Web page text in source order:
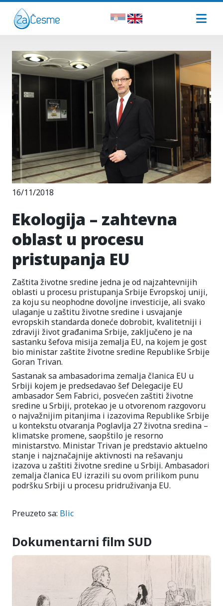
16/11/2018
Ekologija – zahtevna
oblast u procesu
pristupanja EU
Zaštita životne sredine jedna je od najzahtevnijih
oblasti u procesu pristupanja Srbije Evropskoj uniji,
za koju su neophodne dovoljne investicije, ali svako
ulaganje u zaštitu životne sredine i usvajanje
evropskih standarda doneće dobrobit, kvalitetniji i
zdraviji život građanima Srbije, zaključeno je na
sastanku šefova misija zemalja EU, na kojem je gost
bio ministar zaštite životne sredine Republike Srbije
Goran Trivan.
Sastanak sa ambasadorima zemalja članica EU u
Srbiji kojem je predsedavao šef Delegacije EU
ambasador Sem Fabrici, posvećen zaštiti životne
sredine u Srbiji, protekao je u otvorenom razgovoru
o najvažnijim pitanjima i izazovima Republike Srbije
u kontekstu otvaranja Poglavlja 27 životna sredina –
klimatske promene, saopštilo je resorno
ministarstvo. Ministar Trivan je predstavio aktuelno
stanje i najznačajnije aktivnosti na rešavanju
izazova u zaštiti životne sredine u Srbiji. Ambasadori
zemalja članica EU izrazili su ovom prilikom punu
podršku Srbiji u procesu pridruživanja EU.
Preuzeto sa: Blic
Dokumentarni film SUD